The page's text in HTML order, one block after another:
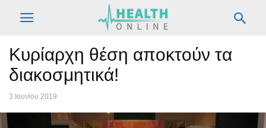
Κυρίαρχη θέση αποκτούν τα
διακοσμητικά!
3 Ιουνίου 2019